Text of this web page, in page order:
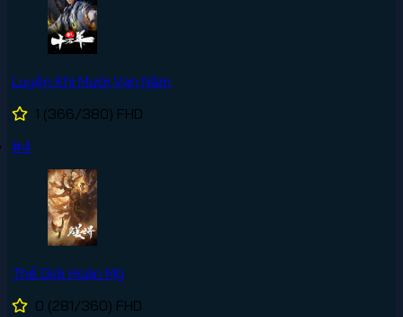
Luyện Khí Mười Vạn Năm
1 (366/380) FHD
#4
Thế Giới Hoàn Mỹ
0 (281/360) FHD